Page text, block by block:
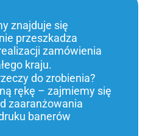
znajduje się
przeszkadza
zamówienia
kraju.
do zrobienia?
rękę – zajmiemy się
zaaranżowania
banerów